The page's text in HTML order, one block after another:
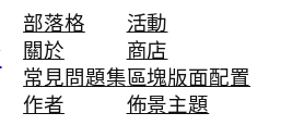
部落格
關於
常見問題集
作者
活動
商店
區塊版面配置
佈景主題